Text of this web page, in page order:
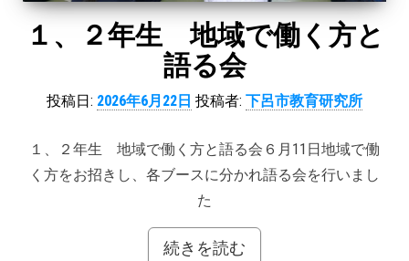
１、２年生 地域で働く方と
語る会
投稿日: 2026年6月22日 投稿者: 下呂市教育研究所
１、２年生 地域で働く方と語る会６月11日地域で働
く方をお招きし、各ブースに分かれ語る会を行いまし
た
続きを読む